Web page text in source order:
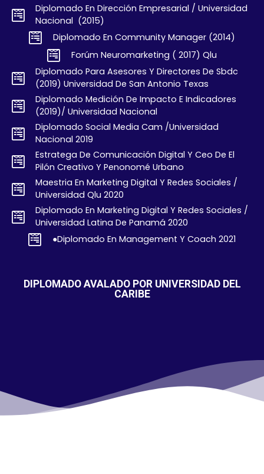
Diplomado En Dirección Empresarial / Universidad
Nacional (2015)
Diplomado En Community Manager (2014)
Forúm Neuromarketing ( 2017) Qlu
Diplomado Para Asesores Y Directores De Sbdc
(2019) Universidad De San Antonio Texas
Diplomado Medición De Impacto E Indicadores
(2019)/ Universidad Nacional
Diplomado Social Media Cam /Universidad
Nacional 2019
Estratega De Comunicación Digital Y Ceo De El
Pilón Creativo Y Penonomé Urbano
Maestria En Marketing Digital Y Redes Sociales /
Universidad Qlu 2020
Diplomado En Marketing Digital Y Redes Sociales /
Universidad Latina De Panamá 2020
●Diplomado En Management Y Coach 2021
DIPLOMADO AVALADO POR UNIVERSIDAD DEL
CARIBE